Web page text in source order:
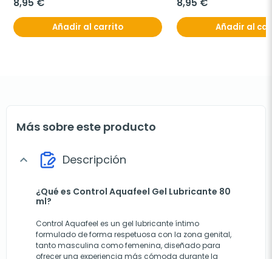
Añadir al carrito Añadir al
Más sobre este producto
expand_more Descripción
¿Qué es Control Aquafeel Gel Lubricante 80
ml?
Control Aquafeel es un gel lubricante íntimo
formulado de forma respetuosa con la zona genital,
tanto masculina como femenina, diseñado para
ofrecer una experiencia más cómoda durante la